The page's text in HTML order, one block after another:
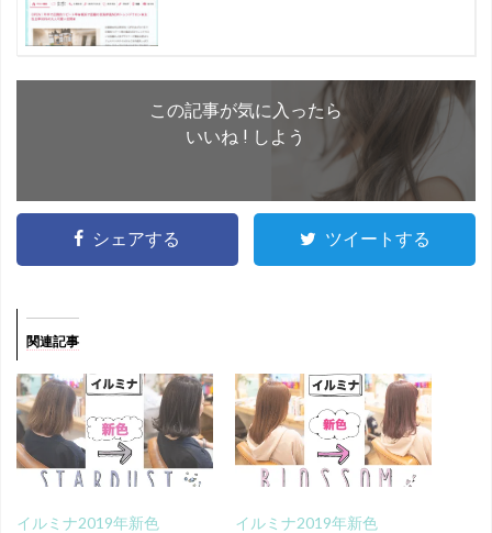
この記事が気に入ったら
いいね ! しよう
シェアする ツイートする
関連記事
イルミナ2019年新色
イルミナ2019年新色